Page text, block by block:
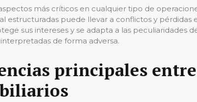
más críticos en cualquier tipo de
estructuradas puede llevar a conflictos y
sus intereses y se adapta a las peculiaridades
de forma adversa.
principales